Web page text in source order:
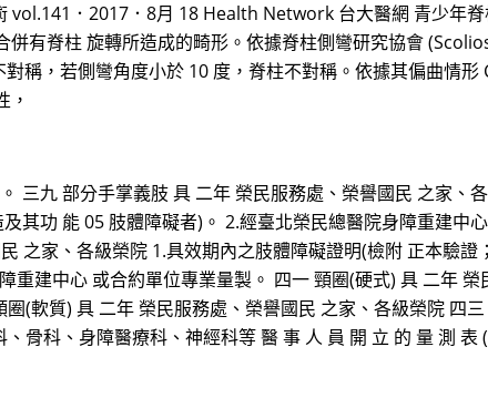
．2017．8月 18 Health Network 台大醫網 青少年脊
有脊柱 旋轉所造成的畸形。依據脊柱側彎研究協會
稱，若側彎角度小於 10 度，脊柱不對稱。依據其偏曲情形
，
三九 部分手掌義肢 具 二年 榮民服務處、榮譽國民 之家、
其功 能 05 肢體障礙者)。 2.經臺北榮民總醫院身障重建中
之家、各級榮院 1.具效期內之肢體障礙證明(檢附 正本驗
重建中心 或合約單位專業量製。 四一 頸圈(硬式) 具 二年
(軟質) 具 二年 榮民服務處、榮譽國民 之家、各級榮院 四
骨科、身障醫療科、神經科等 醫 事 人 員 開 立 的 量 測